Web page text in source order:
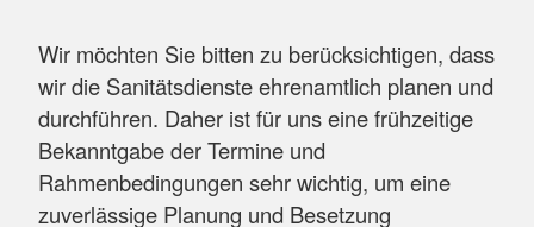
Wir möchten Sie bitten zu berücksichtigen, dass
wir die Sanitätsdienste ehrenamtlich planen und
durchführen. Daher ist für uns eine frühzeitige
Bekanntgabe der Termine und
Rahmenbedingungen sehr wichtig, um eine
zuverlässige Planung und Besetzung